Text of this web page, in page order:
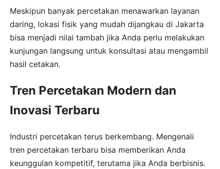
Meskipun banyak percetakan menawarkan layanan
daring, lokasi fisik yang mudah dijangkau di Jakarta
bisa menjadi nilai tambah jika Anda perlu melakukan
kunjungan langsung untuk konsultasi atau mengambil
hasil cetakan.
Tren Percetakan Modern dan
Inovasi Terbaru
Industri percetakan terus berkembang. Mengenali
tren percetakan terbaru bisa memberikan Anda
keunggulan kompetitif, terutama jika Anda berbisnis.